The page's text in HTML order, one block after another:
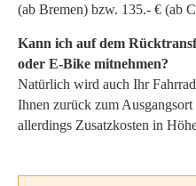
(ab Bremen) bzw. 135.- € (ab
Kann ich auf dem
oder E-Bike mitnehmen?
Natürlich wird auch Ihr
Ihnen zurück zum
allerdings Zusatzkosten in